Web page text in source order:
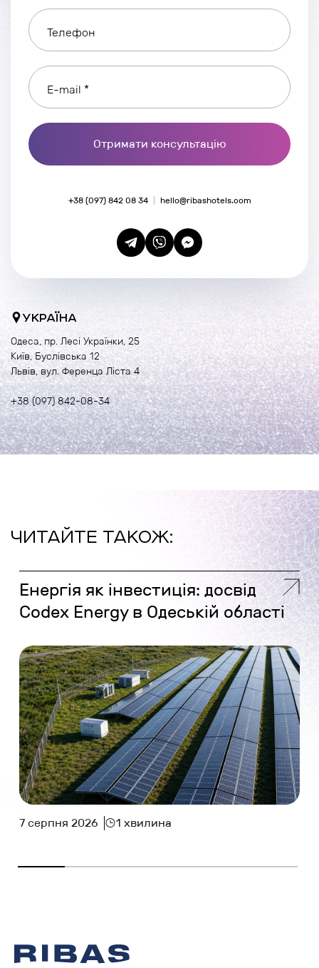
Телефон
E-mail *
Отримати консультацію
+38 (097) 842 08 34 hello@ribashotels.com
УКРАЇНА
Одеса, пр. Лесі Українки, 25
Київ, Буслівська 12
Львів, вул. Ференца Ліста 4
+38 (097) 842-08-34
ЧИТАЙТЕ ТАКОЖ:
Енергія як інвестиція: досвід
Codex Energy в Одеській області
7 серпня 2026 1 хвилина